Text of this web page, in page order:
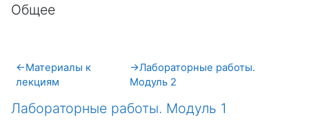
Общее
←Материалы к
лекциям
→Лабораторные работы.
Модуль 2
Лабораторные работы. Модуль 1